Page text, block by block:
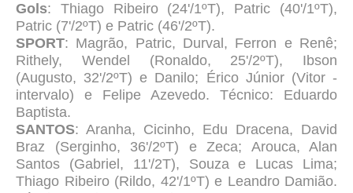
Gols: Thiago Ribeiro (24'/1ºT), Patric (40'/1ºT),
Patric (7'/2ºT) e Patric (46'/2ºT).
SPORT: Magrão, Patric, Durval, Ferron e Renê;
Rithely, Wendel (Ronaldo, 25'/2ºT), Ibson
(Augusto, 32'/2ºT) e Danilo; Érico Júnior (Vitor -
intervalo) e Felipe Azevedo. Técnico: Eduardo
Baptista.
SANTOS: Aranha, Cicinho, Edu Dracena, David
Braz (Serginho, 36'/2ºT) e Zeca; Arouca, Alan
Santos (Gabriel, 11'/2T), Souza e Lucas Lima;
Thiago Ribeiro (Rildo, 42'/1ºT) e Leandro Damião.